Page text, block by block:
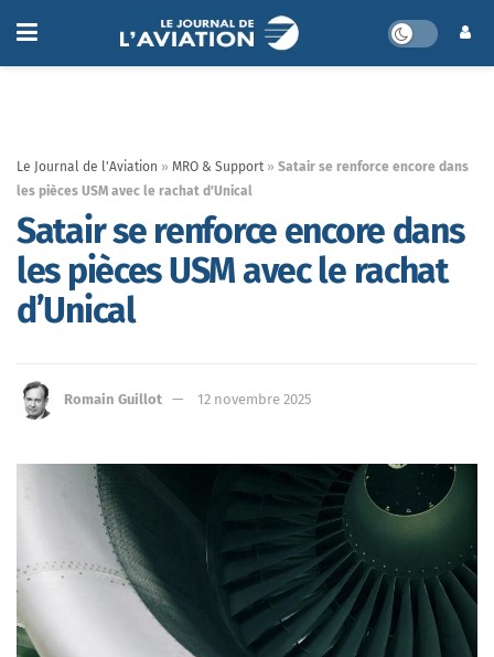
Le Journal de l'Aviation » MRO & Support » Satair se renforce encore dans
les pièces USM avec le rachat d’Unical
Satair se renforce encore dans
les pièces USM avec le rachat
d’Unical
Romain Guillot 12 novembre 2025